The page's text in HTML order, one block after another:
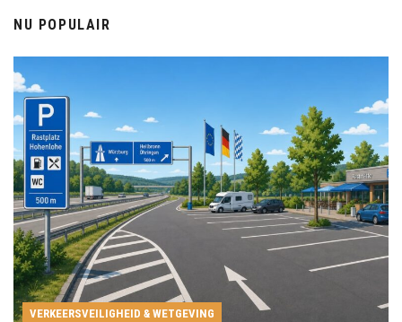
NU POPULAIR
VERKEERSVEILIGHEID & WETGEVING